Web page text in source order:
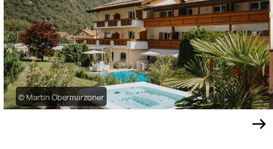
© Martin Obermarzoner